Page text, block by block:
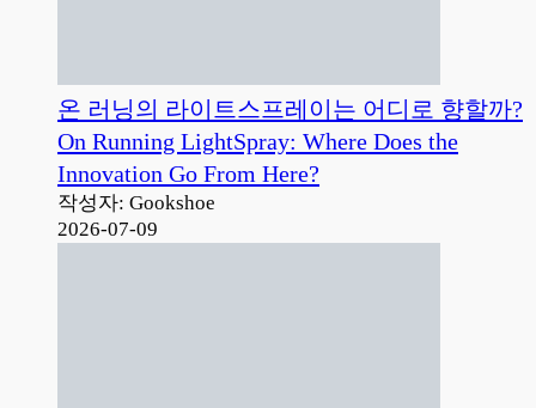
온 러닝의 라이트스프레이는 어디로 향할까?
On Running LightSpray: Where Does the
Innovation Go From Here?
작성자: Gookshoe
2026-07-09